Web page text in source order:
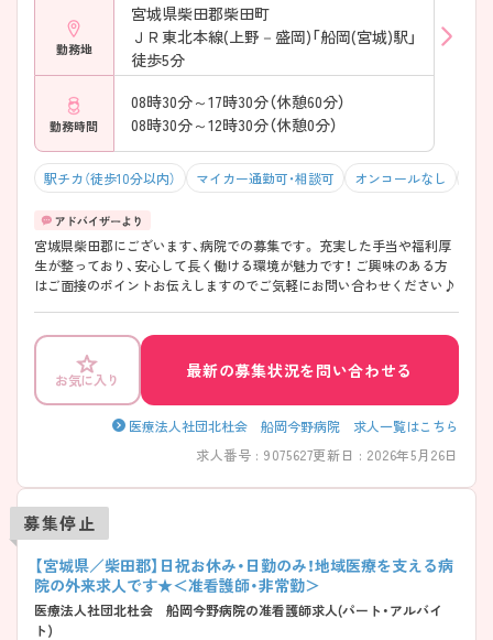
勤務地
宮城県柴田郡柴田町
ＪＲ東北本線(上野－盛岡)「船岡(宮城)駅」
徒歩5分
勤務時間
08時30分～17時30分（休憩60分）
08時30分～12時30分（休憩0分）
駅チカ（徒歩10分以内） マイカー通勤可・相談可 オンコールなし
宮城県柴田郡にございます、病院での募集です。 充実した手当や福利厚
生が整っており、安心して長く働ける環境が魅力です！ ご興味のある方
はご面接のポイントお伝えしますのでご気軽にお問い合わせください♪
お気に入り 最新の募集状況を問い合わせる
医療法人社団北杜会 船岡今野病院 求人一覧はこちら
求人番号 : 9075627更新日 : 2026年5月26日
募集停止
【宮城県／柴田郡】日祝お休み・日勤のみ！地域医療を支える病
院の外来求人です★＜准看護師・非常勤＞
医療法人社団北杜会 船岡今野病院の准看護師求人(パート・アルバイ
ト)